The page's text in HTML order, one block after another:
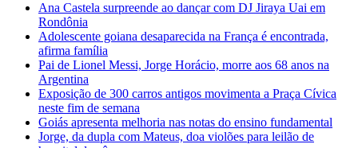
Ana Castela surpreende ao dançar com DJ Jiraya Uai em
Rondônia
Adolescente goiana desaparecida na França é encontrada,
afirma família
Pai de Lionel Messi, Jorge Horácio, morre aos 68 anos na
Argentina
Exposição de 300 carros antigos movimenta a Praça Cívica
neste fim de semana
Goiás apresenta melhoria nas notas do ensino fundamental
Jorge, da dupla com Mateus, doa violões para leilão de